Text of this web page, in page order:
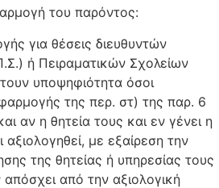
του παρόντος:
για θέσεις διευθυντών
ή Πειραματικών Σχολείων
υποψηφιότητα όσοι
της περ. στ) της παρ. 6
αν η θητεία τους και εν γένει η
αξιολογηθεί, με εξαίρεση την
της θητείας ή υπηρεσίας τους
από την αξιολογική